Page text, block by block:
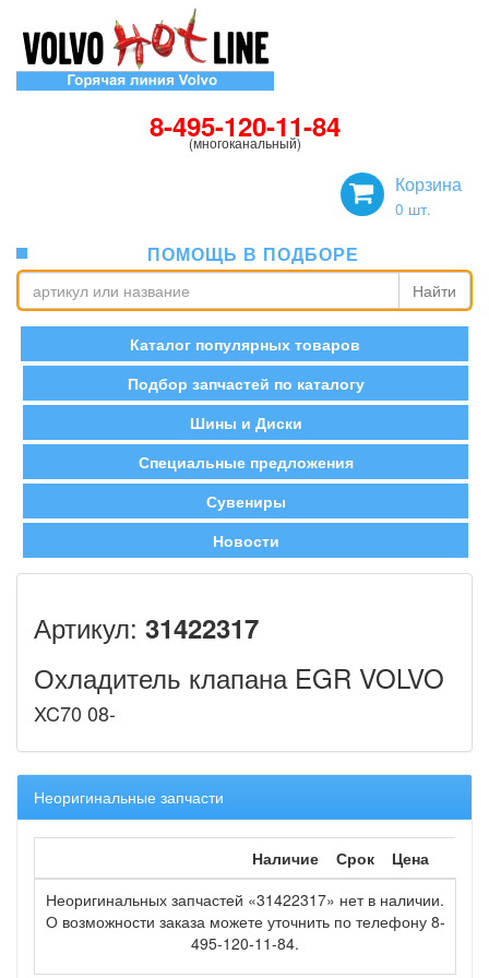
8-495-120-11-84
(многоканальный)
Корзина
0 шт.
ПОМОЩЬ В ПОДБОРЕ
Найти
Каталог популярных товаров
Подбор запчастей по каталогу
Шины и Диски
Специальные предложения
Сувениры
Новости
Артикул: 31422317
Охладитель клапана EGR VOLVO
XC70 08-
Неоригинальные запчасти
Наличие Срок
Цена
Неоригинальных запчастей «31422317» нет в наличии.
О возможности заказа можете уточнить по телефону 8-
495-120-11-84.